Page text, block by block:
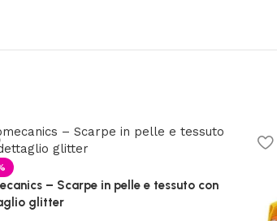
– Scarpe in pelle e tessuto con
glitter